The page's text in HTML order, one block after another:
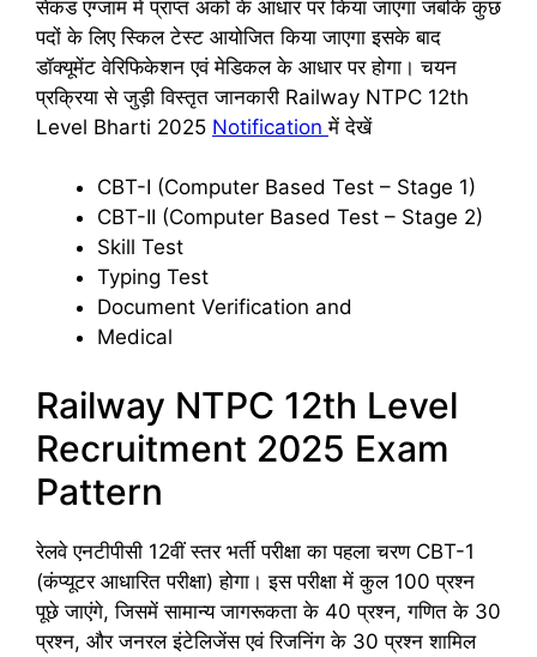
सेकंड एग्जाम में प्राप्त अंकों के आधार पर किया जाएगा जबकि कुछ
पदों के लिए स्किल टेस्ट आयोजित किया जाएगा इसके बाद
डॉक्यूमेंट वेरिफिकेशन एवं मेडिकल के आधार पर होगा। चयन
प्रक्रिया से जुड़ी विस्तृत जानकारी Railway NTPC 12th
Level Bharti 2025 Notificationमें देखें
CBT-I (Computer Based Test – Stage 1)
CBT-II (Computer Based Test – Stage 2)
Skill Test
Typing Test
Document Verification and
Medical
Railway NTPC 12th Level
Recruitment 2025 Exam
Pattern
रेलवे एनटीपीसी 12वीं स्तर भर्ती परीक्षा का पहला चरण CBT-1
(कंप्यूटर आधारित परीक्षा) होगा। इस परीक्षा में कुल 100 प्रश्न
पूछे जाएंगे, जिसमें सामान्य जागरूकता के 40 प्रश्न, गणित के 30
प्रश्न, और जनरल इंटेलिजेंस एवं रिजनिंग के 30 प्रश्न शामिल